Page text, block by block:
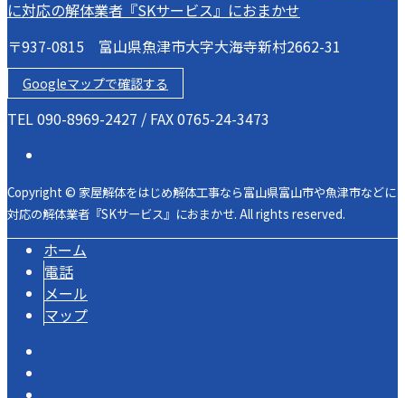
〒937-0815 富山県魚津市大字大海寺新村2662-31
Googleマップで確認する
TEL 090-8969-2427 / FAX 0765-24-3473
Copyright © 家屋解体をはじめ解体工事なら富山県富山市や魚津市などに
対応の解体業者『SKサービス』におまかせ. All rights reserved.
ホーム
電話
メール
マップ